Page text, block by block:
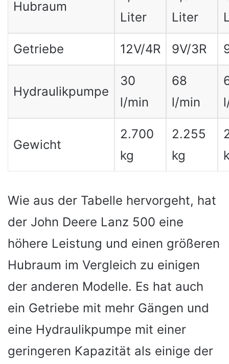
Hubraum
Liter
Liter
Getriebe 12V/4R 9V/3R
Hydraulikpumpe
30
l/min
68
l/min
Gewicht
2.700
kg
2.255
kg
Wie aus der Tabelle hervorgeht, hat
der John Deere Lanz 500 eine
höhere Leistung und einen größeren
Hubraum im Vergleich zu einigen
der anderen Modelle. Es hat auch
ein Getriebe mit mehr Gängen und
eine Hydraulikpumpe mit einer
geringeren Kapazität als einige der